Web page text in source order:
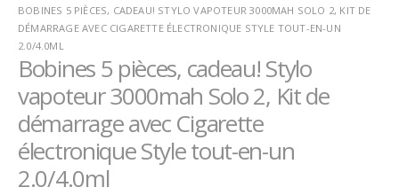
BOBINES 5 PIÈCES, CADEAU! STYLO VAPOTEUR 3000MAH SOLO 2, KIT DE
DÉMARRAGE AVEC CIGARETTE ÉLECTRONIQUE STYLE TOUT-EN-UN
2.0/4.0ML
Bobines 5 pièces, cadeau! Stylo
vapoteur 3000mah Solo 2, Kit de
démarrage avec Cigarette
électronique Style tout-en-un
2.0/4.0ml